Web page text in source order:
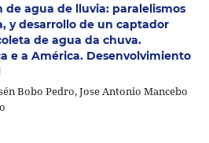
de agua de lluvia: paralelismos
y desarrollo de un captador
de agua da chuva.
e a América. Desenvolvimiento
Bobo Pedro, Jose Antonio Mancebo